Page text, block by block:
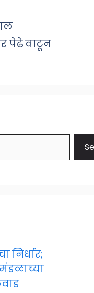
पेढे वाटून
निर्धार;